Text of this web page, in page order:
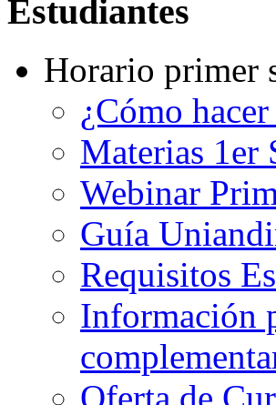
Estudiantes
Horario primer
¿Cómo
Materias 1er
Webinar
Guía
Requisitos
Información